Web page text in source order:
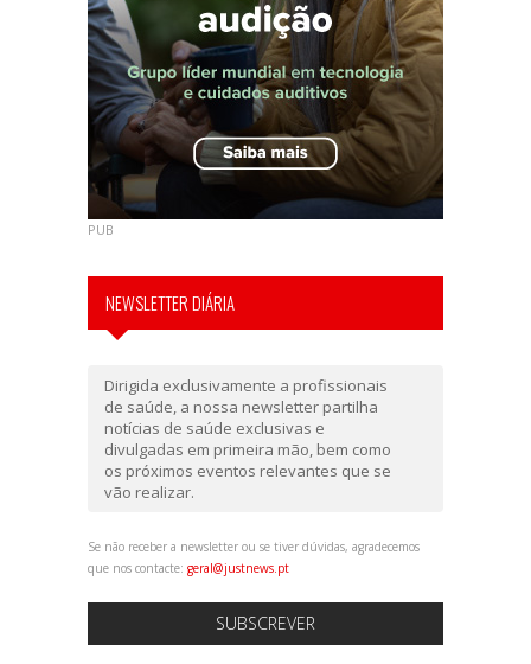
PUB
NEWSLETTER DIÁRIA
Dirigida exclusivamente a profissionais
de saúde, a nossa newsletter partilha
notícias de saúde exclusivas e
divulgadas em primeira mão, bem como
os próximos eventos relevantes que se
vão realizar.
Se não receber a newsletter ou se tiver dúvidas, agradecemos
que nos contacte: geral@justnews.pt
SUBSCREVER